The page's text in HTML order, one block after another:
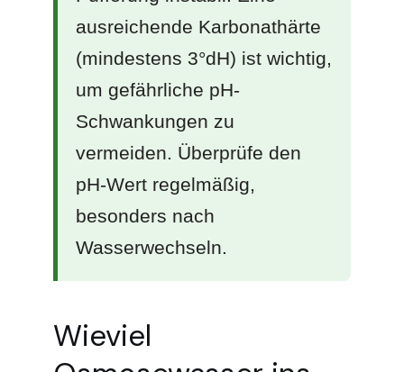
ausreichende Karbonathärte
(mindestens 3°dH) ist wichtig,
um gefährliche pH-
Schwankungen zu
vermeiden. Überprüfe den
pH-Wert regelmäßig,
besonders nach
Wasserwechseln.
Wieviel